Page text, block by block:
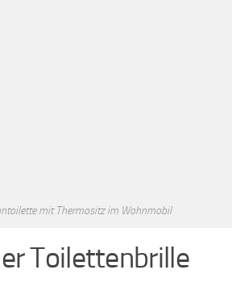
mit Thermositz im Wohnmobil
Toilettenbrille